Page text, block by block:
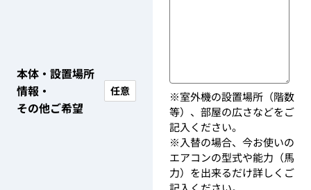
本体・設置場所
情報・
その他ご希望
任意
※室外機の設置場所（階数
等）、部屋の広さなどをご
記入ください。
※入替の場合、今お使いの
エアコンの型式や能力（馬
力）を出来るだけ詳しくご